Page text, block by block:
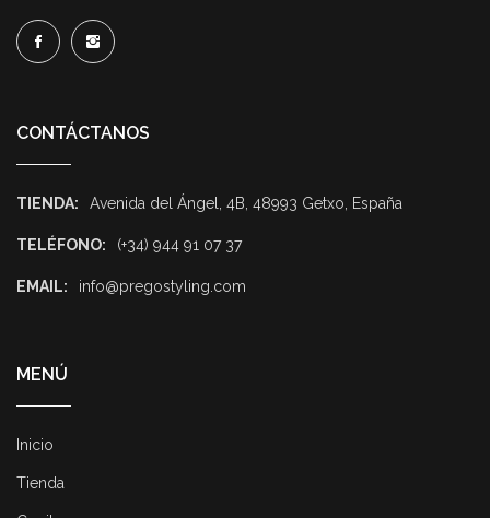
CONTÁCTANOS
TIENDA: Avenida del Ángel, 4B, 48993 Getxo, España
TELÉFONO: (+34) 944 91 07 37
EMAIL: info@pregostyling.com
MENÚ
Inicio
Tienda